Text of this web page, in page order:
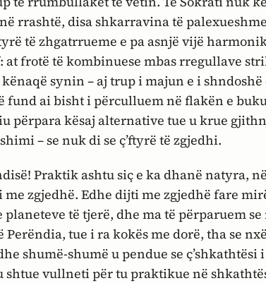
rrashtë, disa shkarravina të
të zhgatrrueme e pa asnjë vijë
at frotë të kombinuese mbas rregullave
kënaqë synin – aj trup i majun e i shndoshë
fund ai bisht i përculluem në flakën e
përpara kësaj alternative tue u krue
– se nuk di se ç’ftyrë të zgjedhi.
Praktik ashtu siç e ka dhanë natyra,
zgjedhë. Edhe dijti me zgjedhë fare
planeteve të tjerë, dhe ma të përparuem
Perëndia, tue i ra kokës me dorë, tha se
shumë-shumë u pendue se ç’shkathtësi
vullneti për tu praktikue në